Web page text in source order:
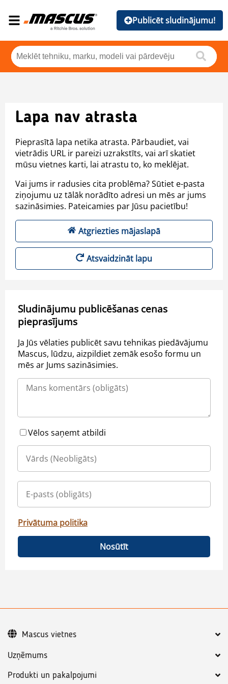
Publicēt sludinājumu!
Lapa nav atrasta
Pieprasītā lapa netika atrasta. Pārbaudiet, vai
vietrādis URL ir pareizi uzrakstīts, vai arī skatiet
mūsu vietnes karti, lai atrastu to, ko meklējat.
Vai jums ir radusies cita problēma? Sūtiet e-pasta
ziņojumu uz tālāk norādīto adresi un mēs ar jums
sazināsimies. Pateicamies par Jūsu pacietību!
Atgriezties mājaslapā
Atsvaidzināt lapu
Sludinājumu publicēšanas cenas
pieprasījums
Ja Jūs vēlaties publicēt savu tehnikas piedāvājumu
Mascus, lūdzu, aizpildiet zemāk esošo formu un
mēs ar Jums sazināsimies.
Vēlos saņemt atbildi
Privātuma politika
Nosūtīt
Uzņēmums
Produkti un pakalpojumi
Mascus vietnes